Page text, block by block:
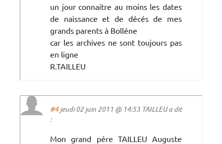
un jour connaitre au moins les dates
de naissance et de décés de mes
grands parents à Bolléne
car les archives ne sont toujours pas
en ligne
R.TAILLEU
#4jeudi 02 juin 2011 @ 14:53 TAILLEU a dit
:
Mon grand pére TAILLEU Auguste